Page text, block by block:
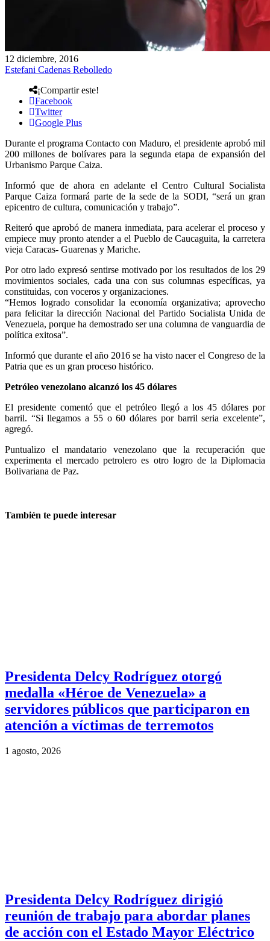
12 diciembre, 2016
Estefani Cadenas Rebolledo
¡Compartir este!
Facebook
Twitter
Google Plus
Durante el programa Contacto con Maduro, el presidente aprobó mil
200 millones de bolívares para la segunda etapa de expansión del
Urbanismo Parque Caiza.
Informó que de ahora en adelante el Centro Cultural Socialista
Parque Caiza formará parte de la sede de la SODI, “será un gran
epicentro de cultura, comunicación y trabajo”.
Reiteró que aprobó de manera inmediata, para acelerar el proceso y
empiece muy pronto atender a el Pueblo de Caucaguita, la carretera
vieja Caracas- Guarenas y Mariche.
Por otro lado expresó sentirse motivado por los resultados de los 29
movimientos sociales, cada una con sus columnas específicas, ya
constituidas, con voceros y organizaciones.
“Hemos logrado consolidar la economía organizativa; aprovecho
para felicitar la dirección Nacional del Partido Socialista Unida de
Venezuela, porque ha demostrado ser una columna de vanguardia de
política exitosa”.
Informó que durante el año 2016 se ha visto nacer el Congreso de la
Patria que es un gran proceso histórico.
Petróleo venezolano alcanzó los 45 dólares
El presidente comentó que el petróleo llegó a los 45 dólares por
barril. “Si llegamos a 55 o 60 dólares por barril seria excelente”,
agregó.
Puntualizo el mandatario venezolano que la recuperación que
experimenta el mercado petrolero es otro logro de la Diplomacia
Bolivariana de Paz.
También te puede interesar
Presidenta Delcy Rodríguez otorgó
medalla «Héroe de Venezuela» a
servidores públicos que participaron en
atención a víctimas de terremotos
1 agosto, 2026
Presidenta Delcy Rodríguez dirigió
reunión de trabajo para abordar planes
de acción con el Estado Mayor Eléctrico